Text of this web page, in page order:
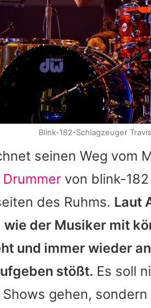
seinen Weg vom
von blink-182
des Ruhms. Laut
wie der Musiker mit
und immer wieder
stößt. Es soll
gehen,
Blink-182-Schlagzeuger